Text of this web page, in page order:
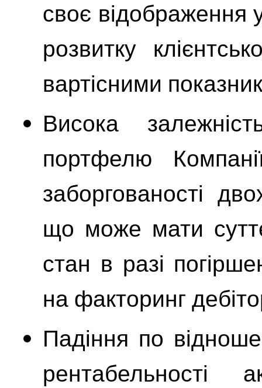
своє відображення
розвитку
вартісними
Висока
портфелю
заборгованості
що може мати
стан в разі
на факторинг
Падіння по
рентабельності